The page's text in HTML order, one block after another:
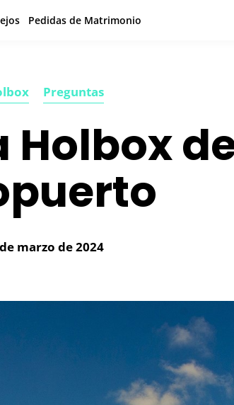
Pedidas de Matrimonio
Preguntas
marzo de 2024